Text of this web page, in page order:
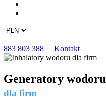
883 803 388 Kontakt
Generatory wodoru
dla firm